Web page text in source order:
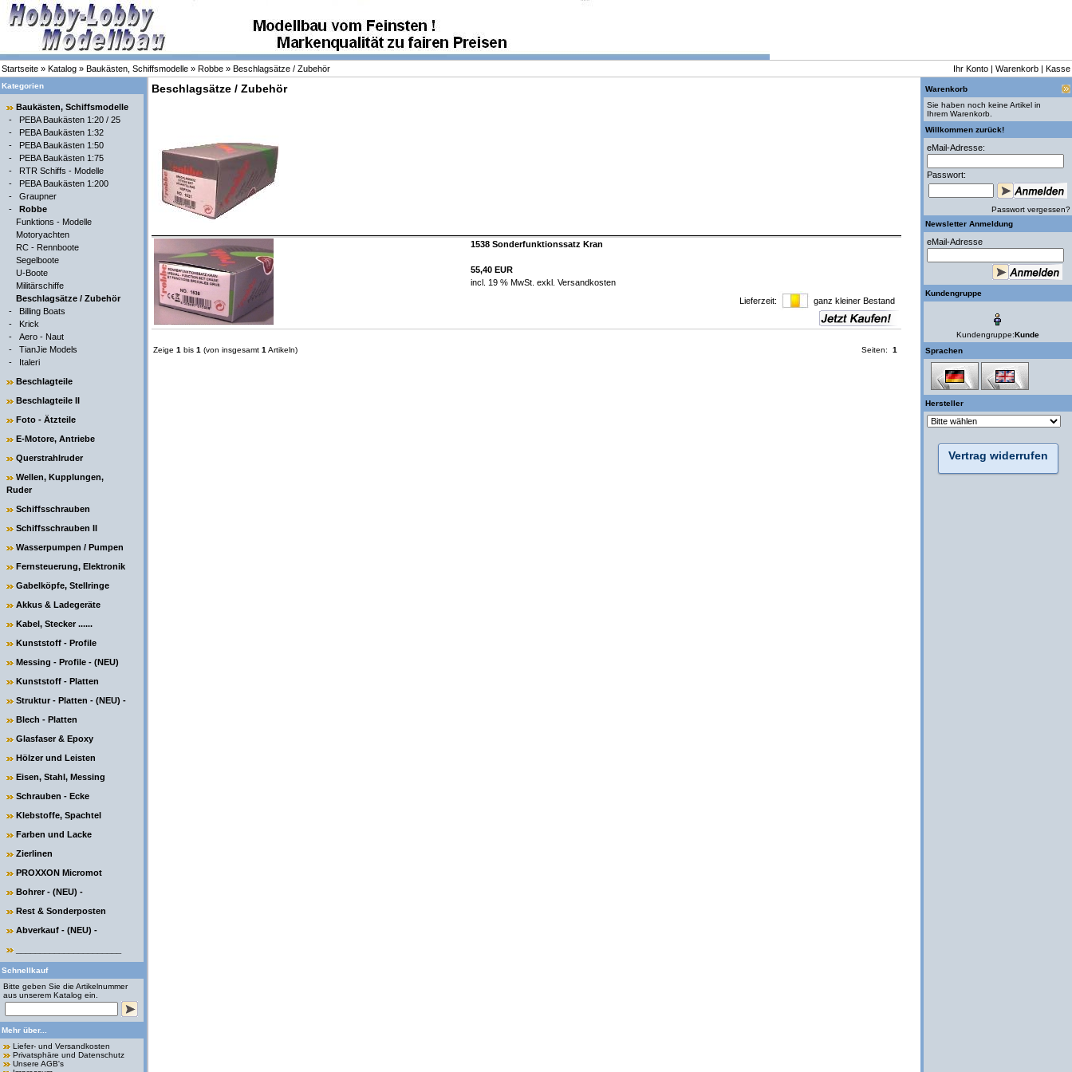
Startseite » Katalog » Baukästen, Schiffsmodelle » Robbe » Beschlagsätze / Zubehör Ihr Konto | Warenkorb | Kasse
Kategorien
Baukästen, Schiffsmodelle
- PEBA Baukästen 1:20 / 25
- PEBA Baukästen 1:32
- PEBA Baukästen 1:50
- PEBA Baukästen 1:75
- RTR Schiffs - Modelle
- PEBA Baukästen 1:200
- Graupner
- Robbe
Funktions - Modelle
Motoryachten
RC - Rennboote
Segelboote
U-Boote
Militärschiffe
Beschlagsätze / Zubehör
- Billing Boats
- Krick
- Aero - Naut
- TianJie Models
- Italeri
Beschlagteile
Beschlagteile II
Foto - Ätzteile
E-Motore, Antriebe
Querstrahlruder
Wellen, Kupplungen,
Ruder
Schiffsschrauben
Schiffsschrauben II
Wasserpumpen / Pumpen
Fernsteuerung, Elektronik
Gabelköpfe, Stellringe
Akkus & Ladegeräte
Kabel, Stecker ......
Kunststoff - Profile
Messing - Profile - (NEU)
Kunststoff - Platten
Struktur - Platten - (NEU) -
Blech - Platten
Glasfaser & Epoxy
Hölzer und Leisten
Eisen, Stahl, Messing
Schrauben - Ecke
Klebstoffe, Spachtel
Farben und Lacke
Zierlinen
PROXXON Micromot
Bohrer - (NEU) -
Rest & Sonderposten
Abverkauf - (NEU) -
Schnellkauf
Bitte geben Sie die Artikelnummer
aus unserem Katalog ein.
Mehr über...
Liefer- und Versandkosten
Privatsphäre und Datenschutz
Unsere AGB's
Beschlagsätze / Zubehör
1538 Sonderfunktionssatz Kran
55,40 EUR
incl. 19 % MwSt. exkl. Versandkosten
Lieferzeit:
ganz kleiner Bestand
Zeige 1 bis 1 (von insgesamt 1 Artikeln) Seiten: 1
Warenkorb
Sie haben noch keine Artikel in
Ihrem Warenkorb.
Willkommen zurück!
eMail-Adresse:
Passwort:
Passwort vergessen?
Newsletter Anmeldung
eMail-Adresse
Kundengruppe
Kundengruppe:Kunde
Sprachen
Hersteller
Vertrag widerrufen